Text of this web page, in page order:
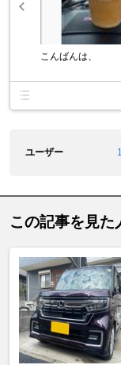
こんばんは、
ユーザー
この記事を見た